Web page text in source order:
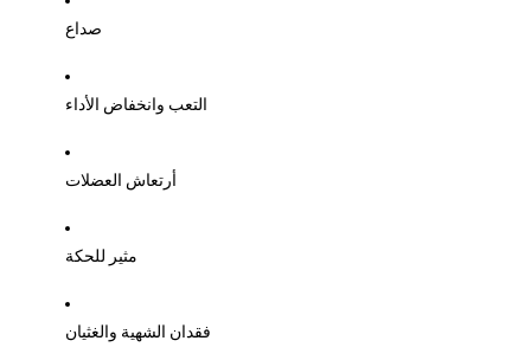
صداع
التعب وانخفاض الأداء
أرتعاش العضلات
مثير للحكة
فقدان الشهية والغثيان